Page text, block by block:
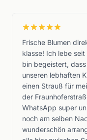
Frische Blumen
klasse! Ich lebe
bin begeistert,
unseren lebhaften
einen Strauß für
der
WhatsApp super
noch am selben
wunderschön